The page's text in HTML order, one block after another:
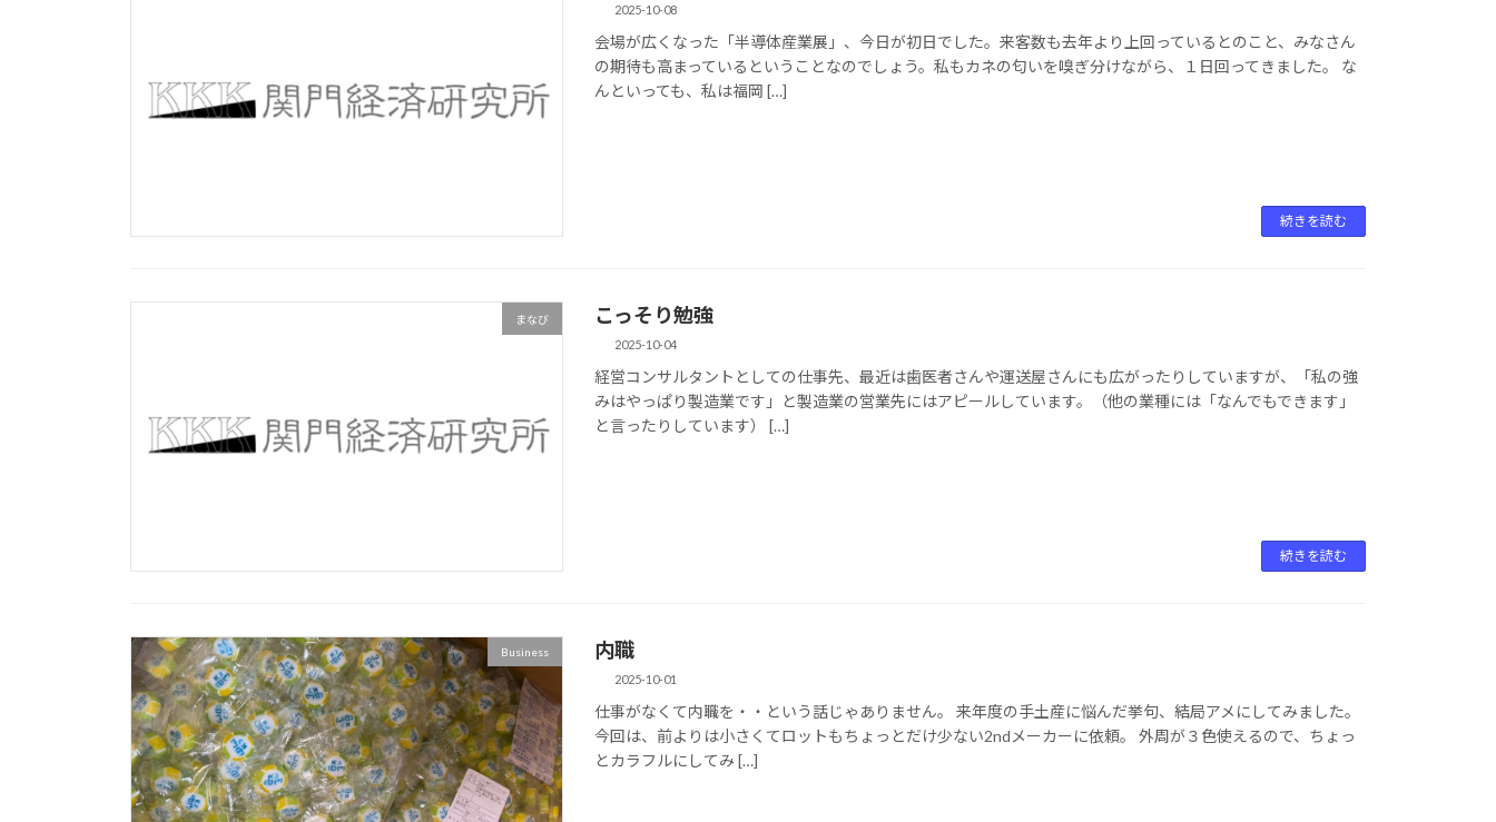
2025-10-08
会場が広くなった「半導体産業展」、今日が初日でした。来客数も去年より上回っているとのこと、みなさん
の期待も高まっているということなのでしょう。私もカネの匂いを嗅ぎ分けながら、１日回ってきました。 な
んといっても、私は福岡 […]
続きを読む
まなび こっそり勉強
2025-10-04
経営コンサルタントとしての仕事先、最近は歯医者さんや運送屋さんにも広がったりしていますが、「私の強
みはやっぱり製造業です」と製造業の営業先にはアピールしています。（他の業種には「なんでもできます」
と言ったりしています） […]
続きを読む
Business 内職
2025-10-01
仕事がなくて内職を・・という話じゃありません。 来年度の手土産に悩んだ挙句、結局アメにしてみました。
今回は、前よりは小さくてロットもちょっとだけ少ない2ndメーカーに依頼。 外周が３色使えるので、ちょっ
とカラフルにしてみ […]